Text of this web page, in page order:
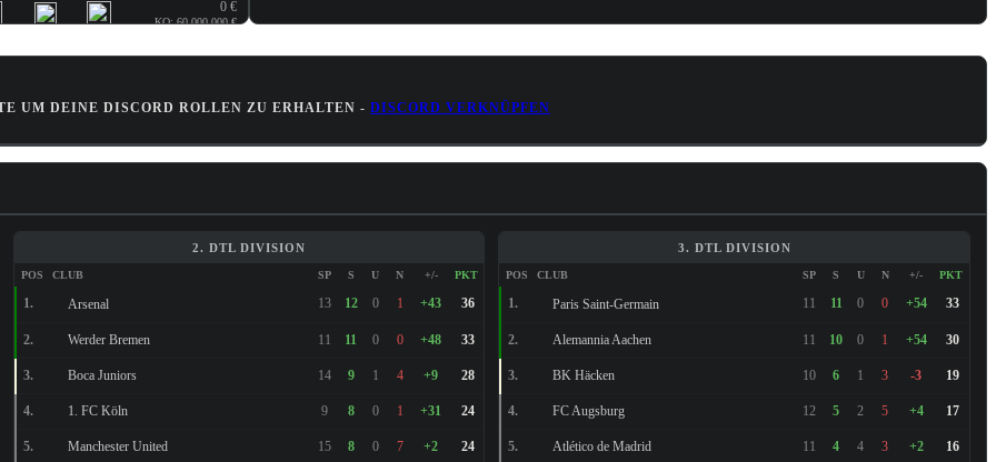
0 €
KO: 60.000.000 €
15.000.000 €
1.350.000 €
0 €
1.125.000 €
UM DEINE DISCORD ROLLEN ZU ERHALTEN - DISCORD VERKNÜPFEN
2. DTL DIVISION
POS CLUB SP S U N +/- PKT
1. Arsenal 13 12 0 1 +43 36
2. Werder Bremen 11 11 0 0 +48 33
3. Boca Juniors 14 9 1 4 +9 28
4. 1. FC Köln 9 8 0 1 +31 24
5. Manchester United 15 8 0 7 +2 24
3. DTL DIVISION
POS CLUB SP S U N +/- PKT
1. Paris Saint-Germain 11 11 0 0 +54 33
2. Alemannia Aachen 11 10 0 1 +54 30
3. BK Häcken 10 6 1 3 -3 19
4. FC Augsburg 12 5 2 5 +4 17
5. Atlético de Madrid 11 4 4 3 +2 16